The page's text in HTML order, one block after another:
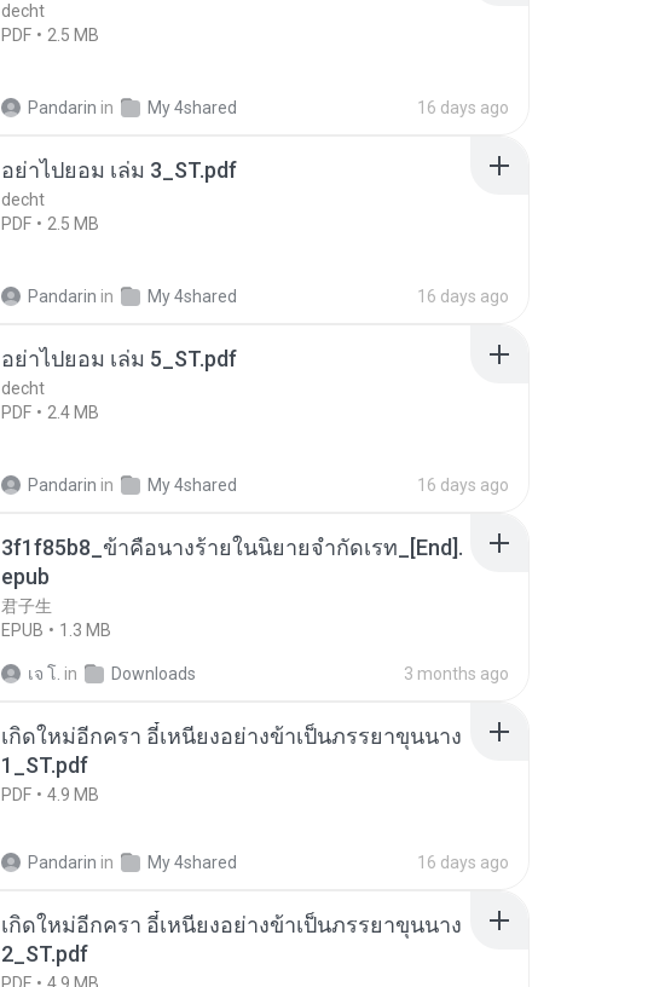
decht
PDF
2.5 MB
Pandarin in My 4shared 16 days ago
อย่าไปยอม เล่ม 3_ST.pdf
decht
PDF
2.5 MB
Pandarin in My 4shared 16 days ago
อย่าไปยอม เล่ม 5_ST.pdf
decht
PDF
2.4 MB
Pandarin in My 4shared 16 days ago
3f1f85b8_ข้าคือนางร้ายในนิยายจำกัดเรท_[End].
epub
君子生
EPUB
1.3 MB
เจ โ. in Downloads 3 months ago
เกิดใหม่อีกครา อี๋เหนียงอย่างข้าเป็นภรรยาขุนนาง
1_ST.pdf
PDF 4.9 MB
Pandarin in My 4shared 16 days ago
เกิดใหม่อีกครา อี๋เหนียงอย่างข้าเป็นภรรยาขุนนาง
2_ST.pdf